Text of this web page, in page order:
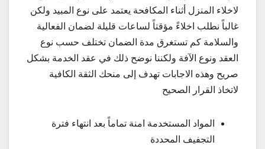
لاخلاء المنزل أثناء المكافحة يعتمد على نوع المبيد ولكن
غالباً نطلب اخلاءً مؤقتاً لساعات قليلة لضمان الفعالية
والسلامة كم تستغرق مدة الضمان تختلف حسب نوع
العقد ونوع الآفة ولكننا نوضح ذلك في عقد الخدمة بشكل
صريح وهذه الاجابات تهدف إلى منحك الثقة الكافية
لاتخاذ القرار الصحيح
المواد المستخدمة امنة تماماً بعد انتهاء فترة
التجفيف المحددة